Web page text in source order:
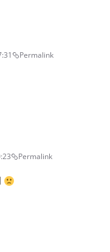
Permalink
Permalink